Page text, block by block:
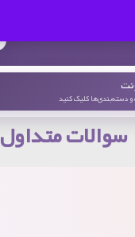
دسته‌بندی‌ها کلیک کنید
سوالات متداول